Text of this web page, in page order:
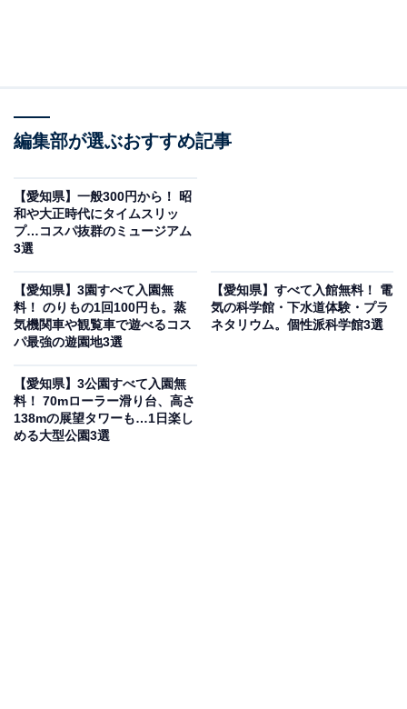
名鉄「りんくう常滑駅」から徒歩約1分・イオンモール
常滑内に位置する施設で、12種類のお風呂と2つの露天
風呂を楽しめます。地元食材を使ったメニューの食事
処・リラックスルームも完備しており、地域の方から外
国人観光客まで広く利用されています。平日800円・土
日祝900円で利用できます。
編集部が選ぶおすすめ記事
【愛知県】一般300円から！ 昭
和や大正時代にタイムスリッ
プ…コスパ抜群のミュージアム
3選
【愛知県】3園すべて入園無
料！ のりもの1回100円も。蒸
気機関車や観覧車で遊べるコス
パ最強の遊園地3選
【愛知県】すべて入館無料！ 電
気の科学館・下水道体験・プラ
ネタリウム。個性派科学館3選
【愛知県】3公園すべて入園無
料！ 70mローラー滑り台、高さ
138mの展望タワーも…1日楽し
める大型公園3選